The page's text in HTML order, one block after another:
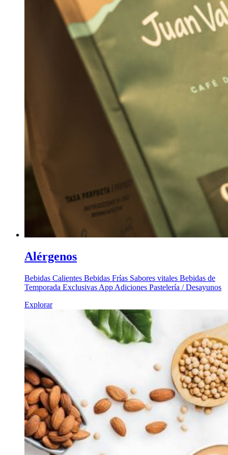
Alérgenos
Bebidas Calientes Bebidas Frías Sabores vitales Bebidas de
Temporada Exclusivas App Adiciones Pastelería / Desayunos
Explorar